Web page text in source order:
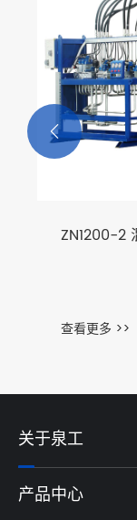
ZN1200-2
查看更多 >>

关于泉工
产品中心